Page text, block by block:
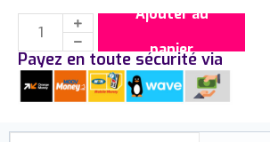
Ajouter au
panier
Payez en toute sécurité via